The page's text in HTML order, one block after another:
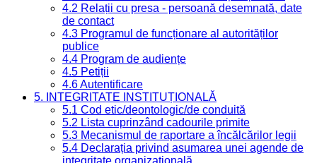
4.2 Relații cu presa - persoană desemnată, date
de contact
4.3 Programul de funcționare al autorităților
publice
4.4 Program de audiențe
4.5 Petiții
4.6 Autentificare
5. INTEGRITATE INSTITUȚIONALĂ
5.1 Cod etic/deontologic/de conduită
5.2 Lista cuprinzând cadourile primite
5.3 Mecanismul de raportare a încălcărilor legii
5.4 Declarația privind asumarea unei agende de
integritate organizațională